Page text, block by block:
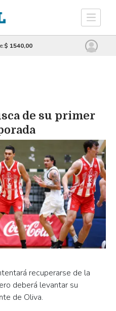
$ 1540,00
de su primer
recuperarse de la
deberá levantar su
de Oliva.